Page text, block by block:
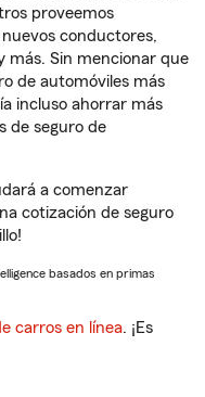
proveemos
conductores,
más. Sin mencionar que
de automóviles más
incluso ahorrar más
de seguro de
a comenzar
cotización de seguro
basados en primas
carros en línea. ¡Es